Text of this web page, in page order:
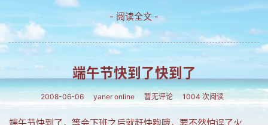
流行.时代.天下
网络新事物
收藏.经典
网友情怀
- 阅读全文 -
端午节快到了快到了
2008-06-06 yaner online 暂无评论 1004 次阅读
端午节快到了，等会下班之后就赶快跑哦，要不然怕误了火